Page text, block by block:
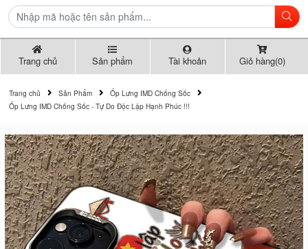
Trang chủ Sản phẩm Tài khoản Giỏ hàng(0)
Trang chủ Sản Phẩm
Ốp Lưng IMD Chống Sốc
Ốp Lưng IMD Chống Sốc - Tự Do Độc Lập Hạnh Phúc !!!